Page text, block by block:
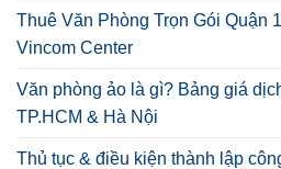
Thuê Văn Phòng Trọn Gói Quận
Vincom Center
Văn phòng ảo là gì? Bảng giá
TP.HCM & Hà Nội
Thủ tục & điều kiện thành lập